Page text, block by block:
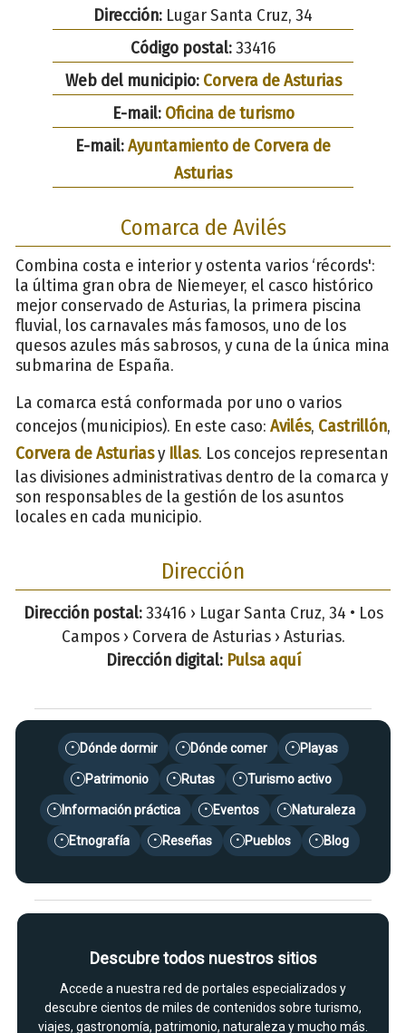
Dirección: Lugar Santa Cruz, 34
Código postal:33416
Web del municipio: Corvera de Asturias
E-mail: Oficina de turismo
E-mail:Ayuntamiento de Corvera de
Asturias
Comarca de Avilés
Combina costa e interior y ostenta varios ‘récords':
la última gran obra de Niemeyer, el casco histórico
mejor conservado de Asturias, la primera piscina
fluvial, los carnavales más famosos, uno de los
quesos azules más sabrosos, y cuna de la única mina
submarina de España.
La comarca está conformada por uno o varios
concejos (municipios). En este caso: Avilés, Castrillón,
Corvera de Asturiasy Illas. Los concejos representan
las divisiones administrativas dentro de la comarca y
son responsables de la gestión de los asuntos
locales en cada municipio.
Dirección
Dirección postal:33416 › Lugar Santa Cruz, 34 • Los
Campos › Corvera de Asturias › Asturias.
Dirección digital: Pulsa aquí
• Dónde dormir • Dónde comer • Playas
• Patrimonio • Rutas • Turismo activo
• Información práctica • Eventos • Naturaleza
• Etnografía • Reseñas • Pueblos • Blog
Descubre todos nuestros sitios
Accede a nuestra red de portales especializados y
descubre cientos de miles de contenidos sobre turismo,
viajes, gastronomía, patrimonio, naturaleza y mucho más.